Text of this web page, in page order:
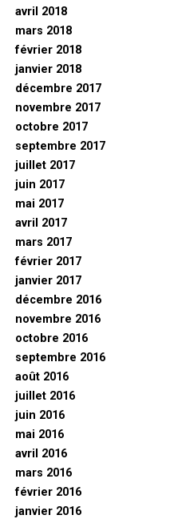
avril 2018
mars 2018
février 2018
janvier 2018
décembre 2017
novembre 2017
octobre 2017
septembre 2017
juillet 2017
juin 2017
mai 2017
avril 2017
mars 2017
février 2017
janvier 2017
décembre 2016
novembre 2016
octobre 2016
septembre 2016
août 2016
juillet 2016
juin 2016
mai 2016
avril 2016
mars 2016
février 2016
janvier 2016